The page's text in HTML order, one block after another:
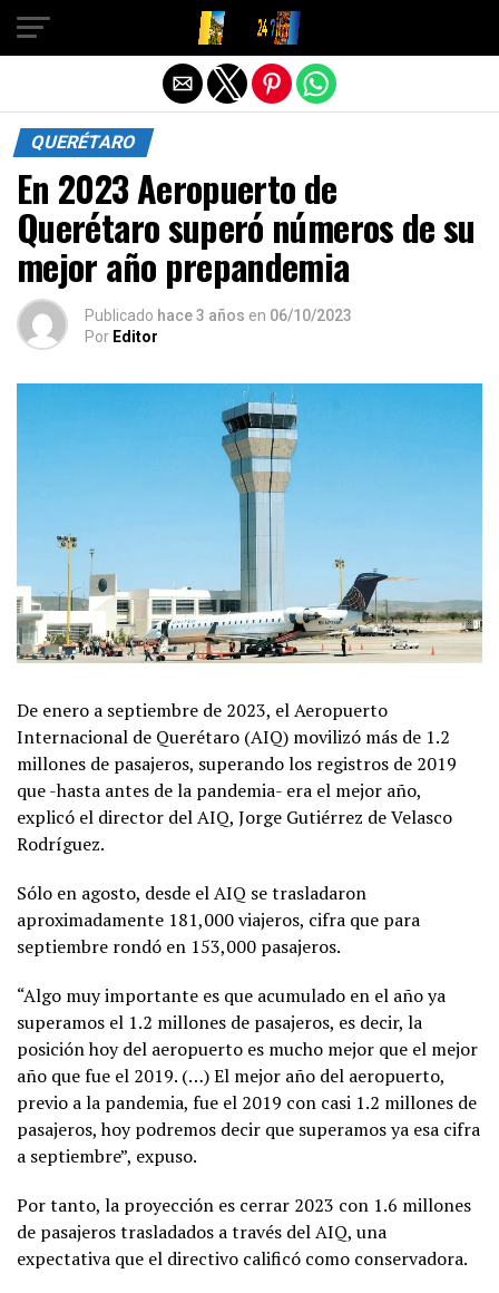
QUERÉTARO
En 2023 Aeropuerto de
Querétaro superó números de su
mejor año prepandemia
Publicado hace 3 años en 06/10/2023
Por Editor
De enero a septiembre de 2023, el Aeropuerto
Internacional de Querétaro (AIQ) movilizó más de 1.2
millones de pasajeros, superando los registros de 2019
que -hasta antes de la pandemia- era el mejor año,
explicó el director del AIQ, Jorge Gutiérrez de Velasco
Rodríguez.
Sólo en agosto, desde el AIQ se trasladaron
aproximadamente 181,000 viajeros, cifra que para
septiembre rondó en 153,000 pasajeros.
“Algo muy importante es que acumulado en el año ya
superamos el 1.2 millones de pasajeros, es decir, la
posición hoy del aeropuerto es mucho mejor que el mejor
año que fue el 2019. (…) El mejor año del aeropuerto,
previo a la pandemia, fue el 2019 con casi 1.2 millones de
pasajeros, hoy podremos decir que superamos ya esa cifra
a septiembre”, expuso.
Por tanto, la proyección es cerrar 2023 con 1.6 millones
de pasajeros trasladados a través del AIQ, una
expectativa que el directivo calificó como conservadora.
Salir de la versión móvil